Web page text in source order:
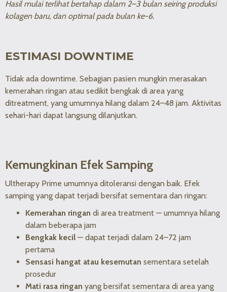
Hasil mulai terlihat bertahap dalam 2–3 bulan seiring produksi
kolagen baru, dan optimal pada bulan ke-6.
ESTIMASI DOWNTIME
Tidak ada downtime. Sebagian pasien mungkin merasakan
kemerahan ringan atau sedikit bengkak di area yang
ditreatment, yang umumnya hilang dalam 24–48 jam. Aktivitas
sehari-hari dapat langsung dilanjutkan.
Kemungkinan Efek Samping
Ultherapy Prime umumnya ditoleransi dengan baik. Efek
samping yang dapat terjadi bersifat sementara dan ringan:
Kemerahan ringan di area treatment — umumnya hilang
dalam beberapa jam
Bengkak kecil — dapat terjadi dalam 24–72 jam
pertama
Sensasi hangat atau kesemutan sementara setelah
prosedur
Mati rasa ringan yang bersifat sementara di area yang